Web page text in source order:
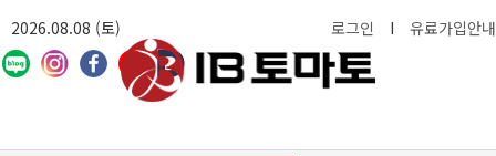
2026.08.08 (토) 로그인 I 유료가입안내